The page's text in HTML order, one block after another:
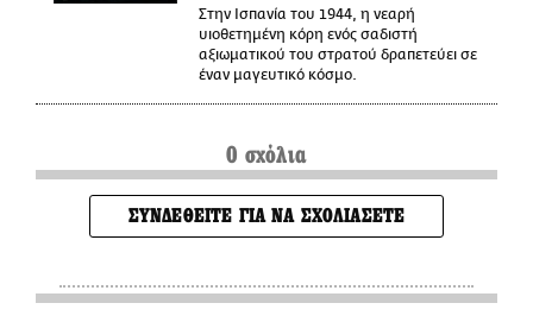
Στην Ισπανία του 1944, η νεαρή
υιοθετημένη κόρη ενός σαδιστή
αξιωματικού του στρατού δραπετεύει σε
έναν μαγευτικό κόσμο.
0 σχόλια
ΣΥΝΔΕΘΕΙΤΕ ΓΙΑ ΝΑ ΣΧΟΛΙΑΣΕΤΕ